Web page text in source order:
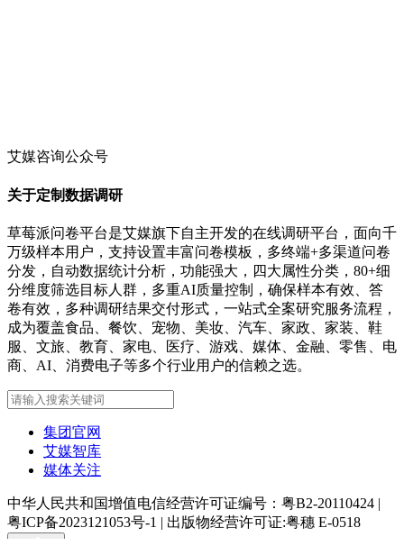
艾媒咨询公众号
关于定制数据调研
草莓派问卷平台是艾媒旗下自主开发的在线调研平台，面向千
万级样本用户，支持设置丰富问卷模板，多终端+多渠道问卷
分发，自动数据统计分析，功能强大，四大属性分类，80+细
分维度筛选目标人群，多重AI质量控制，确保样本有效、答
卷有效，多种调研结果交付形式，一站式全案研究服务流程，
成为覆盖食品、餐饮、宠物、美妆、汽车、家政、家装、鞋
服、文旅、教育、家电、医疗、游戏、媒体、金融、零售、电
商、AI、消费电子等多个行业用户的信赖之选。
集团官网
艾媒智库
媒体关注
中华人民共和国增值电信经营许可证编号：粤B2-20110424 |
粤ICP备2023121053号-1 | 出版物经营许可证:粤穗 E-0518